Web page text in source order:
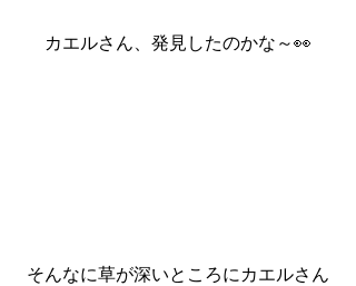
カエルさん、発見したのかな～👀
そんなに草が深いところにカエルさん